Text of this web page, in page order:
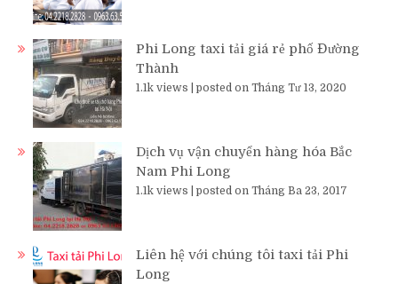
Phi Long taxi tải giá rẻ phố Đường
Thành
1.1k views posted on Tháng Tư 13, 2020
Dịch vụ vận chuyển hàng hóa Bắc
Nam Phi Long
1.1k views posted on Tháng Ba 23, 2017
Liên hệ với chúng tôi taxi tải Phi
Long